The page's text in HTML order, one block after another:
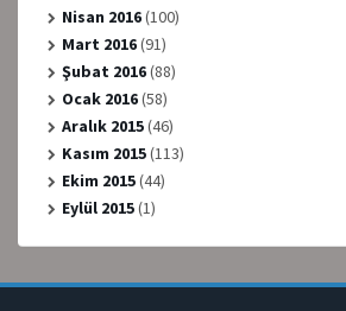
Nisan 2016(100)
Mart 2016(91)
Şubat 2016(88)
Ocak 2016(58)
Aralık 2015(46)
Kasım 2015(113)
Ekim 2015(44)
Eylül 2015(1)